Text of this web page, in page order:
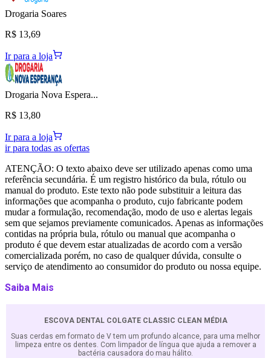
Drogaria Soares
R$ 13,69
Ir para a loja
Drogaria Nova Espera...
R$ 13,80
Ir para a loja
ir para todas as ofertas
ATENÇÃO: O texto abaixo deve ser utilizado apenas como uma
referência secundária. É um registro histórico da bula, rótulo ou
manual do produto. Este texto não pode substituir a leitura das
informações que acompanha o produto, cujo fabricante podem
mudar a formulação, recomendação, modo de uso e alertas legais
sem que sejamos previamente comunicados. Apenas as informações
contidas na própria bula, rótulo ou manual que acompanha o
produto é que devem estar atualizadas de acordo com a versão
comercializada porém, no caso de qualquer dúvida, consulte o
serviço de atendimento ao consumidor do produto ou nossa equipe.
Saiba Mais
ESCOVA DENTAL COLGATE CLASSIC CLEAN MÉDIA
Suas cerdas em formato de V tem um profundo alcance, para uma melhor
limpeza entre os dentes. Com limpador de língua que ajuda a remover a
bactéria causadora do mau hálito.